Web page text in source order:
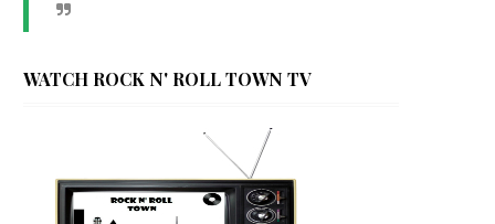
WATCH ROCK N' ROLL TOWN TV